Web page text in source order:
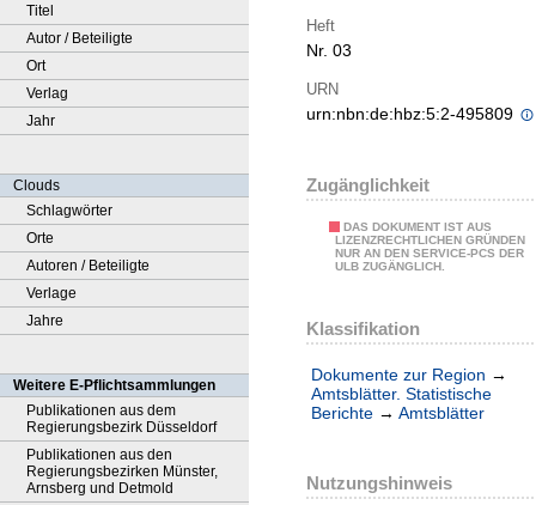
Titel
Autor / Beteiligte
Ort
Verlag
Jahr
Clouds
Schlagwörter
Orte
Autoren / Beteiligte
Verlage
Jahre
Weitere E-Pflichtsammlungen
Publikationen aus dem
Regierungsbezirk Düsseldorf
Publikationen aus den
Regierungsbezirken Münster,
Arnsberg und Detmold
Heft
Nr. 03
URN
urn:nbn:de:hbz:5:2-495809
Zugänglichkeit
DAS DOKUMENT IST AUS
LIZENZRECHTLICHEN GRÜNDEN
NUR AN DEN SERVICE-PCS DER
ULB ZUGÄNGLICH.
Klassifikation
Dokumente zur Region →
Amtsblätter. Statistische
Berichte → Amtsblätter
Nutzungshinweis